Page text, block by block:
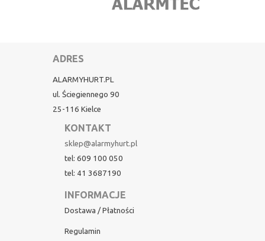
ADRES
ALARMYHURT.PL
ul. Ściegiennego 90
25-116 Kielce
KONTAKT
sklep@alarmyhurt.pl
tel: 609 100 050
tel: 41 3687190
INFORMACJE
Dostawa / Płatności
Regulamin